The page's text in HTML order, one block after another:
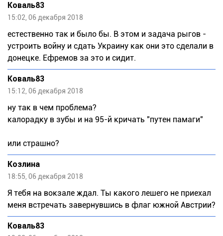
Коваль83
15:02, 06 декабря 2018
естественно так и было бы. В этом и задача рыгов -
устроить войну и сдать Украину как они это сделали в
донецке. Ефремов за это и сидит.
Коваль83
15:12, 06 декабря 2018
ну так в чем проблема?
калорадку в зубы и на 95-й кричать "путен памаги"
или страшно?
Козлина
18:55, 06 декабря 2018
Я тебя на вокзале ждал. Ты какого лешего не приехал
меня встречать завернувшись в флаг южной Австрии?
Коваль83